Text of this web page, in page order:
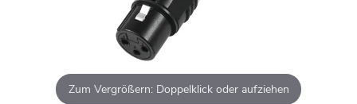
Zum Vergrößern: Doppelklick oder aufziehen